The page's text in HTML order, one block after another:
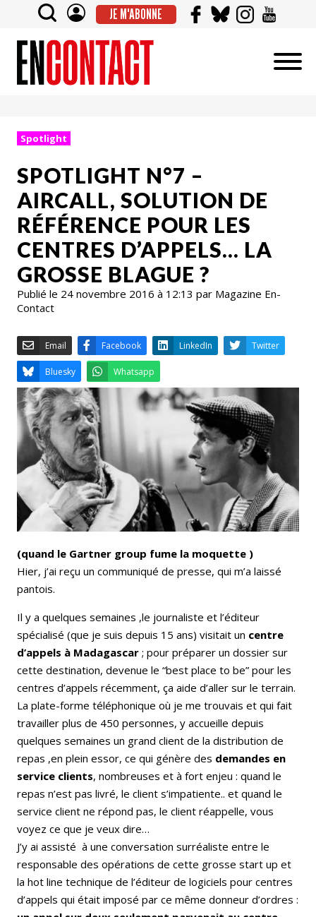
JE M'ABONNE
Spotlight
SPOTLIGHT N°7 –
AIRCALL, SOLUTION DE
RÉFÉRENCE POUR LES
CENTRES D’APPELS… LA
GROSSE BLAGUE ?
Publié le 24 novembre 2016 à 12:13 par Magazine En-
Contact
Email LinkedIn
Bluesky Whatsapp
(quand le Gartner group fume la moquette )
Hier, j’ai reçu un communiqué de presse, qui m’a laissé
pantois.
Il y a quelques semaines ,le journaliste et l’éditeur
spécialisé (que je suis depuis 15 ans) visitait un centre
d’appels à Madagascar ; pour préparer un dossier sur
cette destination, devenue le “best place to be” pour les
centres d’appels récemment, ça aide d’aller sur le terrain.
La plate-forme téléphonique où je me trouvais et qui fait
travailler plus de 450 personnes, y accueille depuis
quelques semaines un grand client de la distribution de
repas ,en plein essor, ce qui génère des demandes en
service clients, nombreuses et à fort enjeu : quand le
repas n’est pas livré, le client s’impatiente.. et quand le
service client ne répond pas, le client réappelle, vous
voyez ce que je veux dire…
J’y ai assisté à une conversation surréaliste entre le
responsable des opérations de cette grosse start up et
la hot line technique de l’éditeur de logiciels pour centres
d’appels qui était imposé par ce même donneur d’ordres :